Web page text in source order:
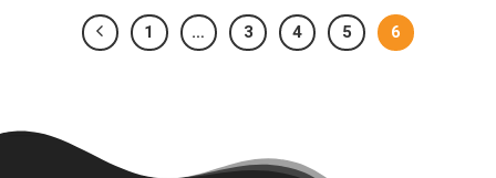
1 … 3 4 5 6